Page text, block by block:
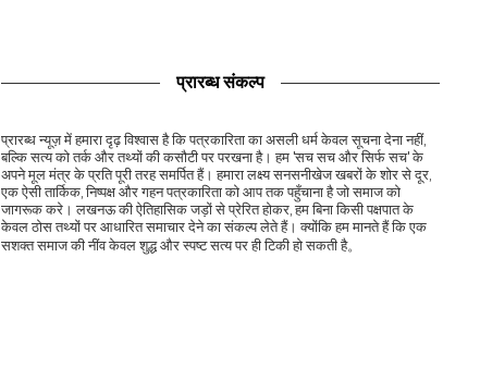
प्रारब्ध संकल्प
प्रारब्ध न्यूज़ में हमारा दृढ़ विश्वास है कि पत्रकारिता का असली धर्म केवल सूचना देना नहीं,
बल्कि सत्य को तर्क और तथ्यों की कसौटी पर परखना है। हम 'सच सच और सिर्फ सच' के
अपने मूल मंत्र के प्रति पूरी तरह समर्पित हैं। हमारा लक्ष्य सनसनीखेज खबरों के शोर से दूर,
एक ऐसी तार्किक, निष्पक्ष और गहन पत्रकारिता को आप तक पहुँचाना है जो समाज को
जागरूक करे। लखनऊ की ऐतिहासिक जड़ों से प्रेरित होकर, हम बिना किसी पक्षपात के
केवल ठोस तथ्यों पर आधारित समाचार देने का संकल्प लेते हैं। क्योंकि हम मानते हैं कि एक
सशक्त समाज की नींव केवल शुद्ध और स्पष्ट सत्य पर ही टिकी हो सकती है。